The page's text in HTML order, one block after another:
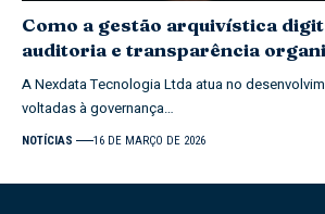
Como a gestão arquivística
auditoria e transparência
A Nexdata Tecnologia Ltda atua no
voltadas à governança…
NOTÍCIAS 16 DE MARÇO DE 2026